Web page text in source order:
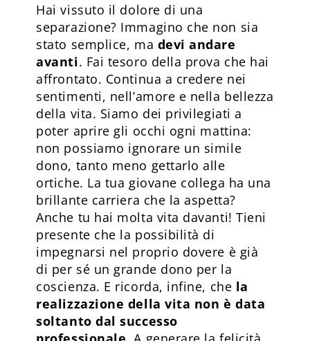
Hai vissuto il dolore di una
separazione? Immagino che non sia
stato semplice, ma devi andare
avanti. Fai tesoro della prova che hai
affrontato. Continua a credere nei
sentimenti, nell’amore e nella bellezza
della vita. Siamo dei privilegiati a
poter aprire gli occhi ogni mattina:
non possiamo ignorare un simile
dono, tanto meno gettarlo alle
ortiche. La tua giovane collega ha una
brillante carriera che la aspetta?
Anche tu hai molta vita davanti! Tieni
presente che la possibilità di
impegnarsi nel proprio dovere è già
di per sé un grande dono per la
coscienza. E ricorda, infine, che la
realizzazione della vita non è data
soltanto dal successo